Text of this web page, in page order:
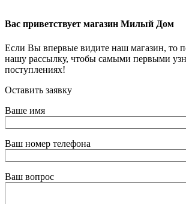
Вас приветствует магазин Милый Дом
Если Вы впервые видите наш магазин, то
нашу рассылку, чтобы самыми первыми
поступлениях!
Оставить заявку
Ваше имя
Ваш номер телефона
Ваш вопрос